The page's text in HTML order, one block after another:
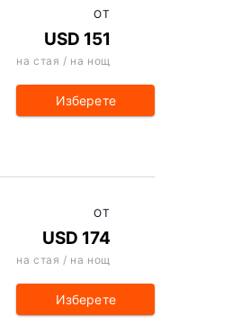
ОТ
USD 151
на стая / на нощ
Изберете
ОТ
USD 174
на стая / на нощ
Изберете